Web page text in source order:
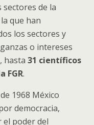
de la
que han
los sectores y
o intereses
hasta 31 científicos
FGR.
1968 México
democracia,
poder del